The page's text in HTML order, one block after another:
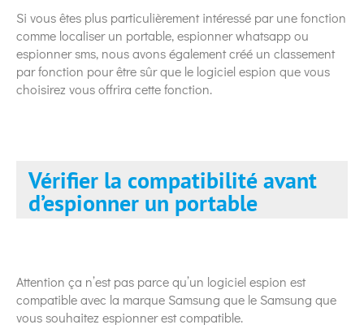
Si vous êtes plus particulièrement intéressé par une fonction
comme localiser un portable, espionner whatsapp ou
espionner sms, nous avons également créé un classement
par fonction pour être sûr que le logiciel espion que vous
choisirez vous offrira cette fonction.
Vérifier la compatibilité avant
d’espionner un portable
Attention ça n’est pas parce qu’un logiciel espion est
compatible avec la marque Samsung que le Samsung que
vous souhaitez espionner est compatible.